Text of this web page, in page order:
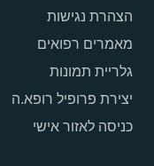
הצהרת נגישות
מאמרים רפואים
גלריית תמונות
יצירת פרופיל רופא.ה
כניסה לאזור אישי